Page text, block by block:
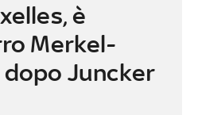
è
Merkel-
Juncker